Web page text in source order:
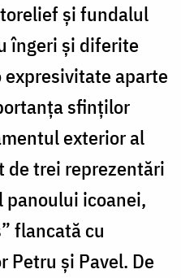
și fundalul
îngeri și diferite
aparte
sfinților
exterior al
de trei reprezentări
icoanei,
flancată cu
Petru și Pavel. De